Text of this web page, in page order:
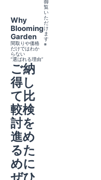
Why
Blooming
Garden
間取りや価格
だけではわか
らない
“選ばれる理由”
ご納
得し
て比
較検
討を
進め
るた
めに
ぜひ
御
覧
い
た
だ
け
ま
す
※